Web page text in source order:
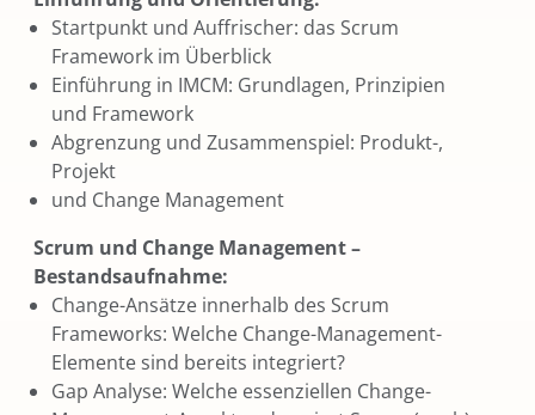
Startpunkt und Auffrischer: das Scrum
Framework im Überblick
Einführung in IMCM: Grundlagen, Prinzipien
und Framework
Abgrenzung und Zusammenspiel: Produkt-,
Projekt
und Change Management
Scrum und Change Management –
Bestandsaufnahme:
Change-Ansätze innerhalb des Scrum
Frameworks: Welche Change-Management-
Elemente sind bereits integriert?
Gap Analyse: Welche essenziellen Change-